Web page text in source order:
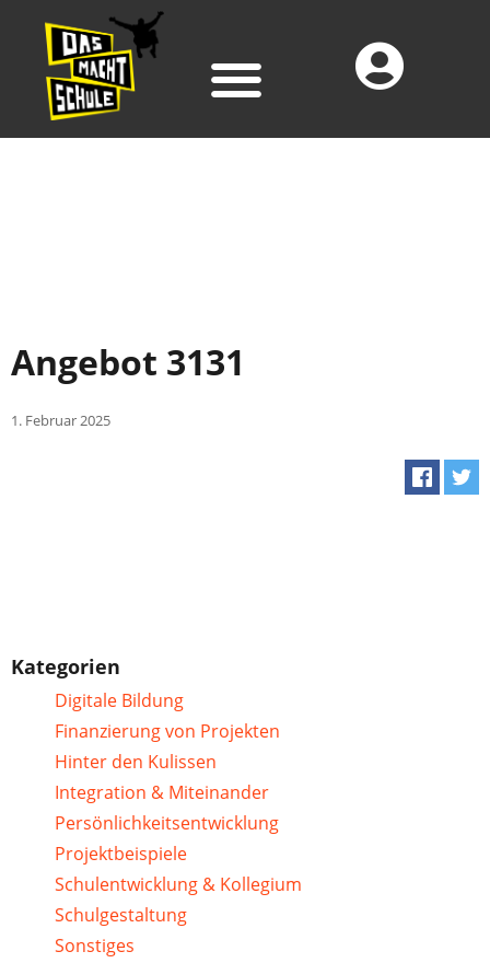
Angebot 3131
1. Februar 2025
Kategorien
Digitale Bildung
Finanzierung von Projekten
Hinter den Kulissen
Integration & Miteinander
Persönlichkeitsentwicklung
Projektbeispiele
Schulentwicklung & Kollegium
Schulgestaltung
Sonstiges